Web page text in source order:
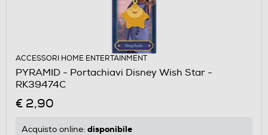
ACCESSORI HOME ENTERTAINMENT
PYRAMID - Portachiavi Disney Wish Star -
RK39474C
€ 2,90
Acquisto online: disponibile